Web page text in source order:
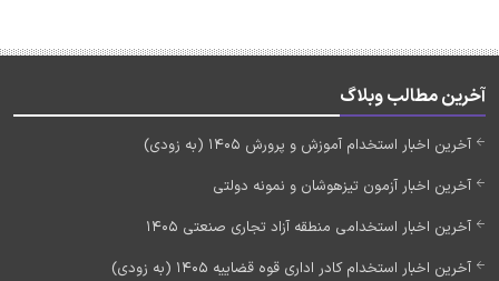
آخرین مطالب وبلاگ
آخرین اخبار استخدام آموزش و پرورش 1405 (به زودی)
آخرین اخبار آزمون تیزهوشان و نمونه دولتی
آخرین اخبار استخدامی منطقه آزاد تجاری صنعتی 1405
آخرین اخبار استخدام کادر اداری قوه قضاییه 1405 (به زودی)